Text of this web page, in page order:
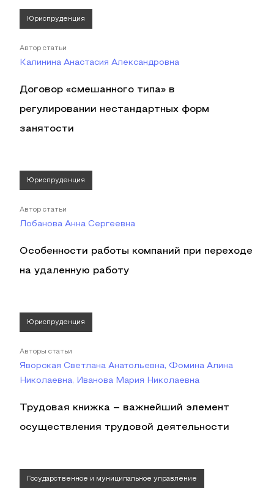
Юриспруденция
Автор статьи
Калинина Анастасия Александровна
Договор «смешанного типа» в
регулировании нестандартных форм
занятости
Юриспруденция
Автор статьи
Лобанова Анна Сергеевна
Особенности работы компаний при переходе
на удаленную работу
Юриспруденция
Авторы статьи
Яворская Светлана Анатольевна, Фомина Алина
Николаевна, Иванова Мария Николаевна
Трудовая книжка – важнейший элемент
осуществления трудовой деятельности
Государственное и муниципальное управление